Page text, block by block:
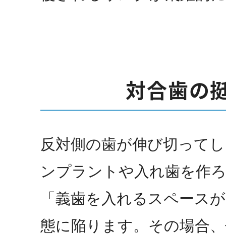
対合歯の
反対側の歯が伸び切って
ンプラントや入れ歯を作
「義歯を入れるスペース
態に陥ります。その場合